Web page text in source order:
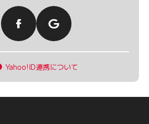
Yahoo!ID連携について